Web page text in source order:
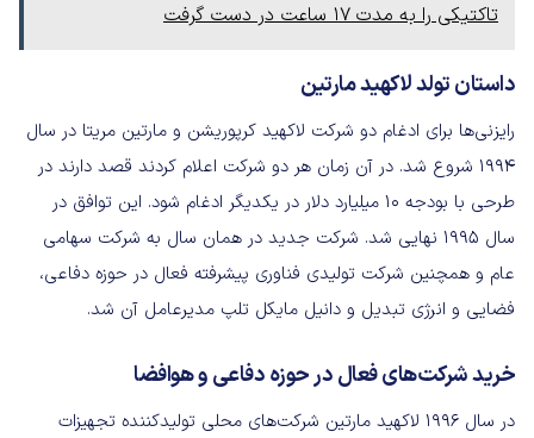
تاکتیکی را به مدت 17 ساعت در دست گرفت
داستان تولد لاکهید مارتین
رایزنی‌ها برای ادغام دو شرکت لاکهید کرپوریشن و مارتین مریتا در سال
۱۹۹۴ شروع شد. در آن زمان هر دو شرکت اعلام کردند قصد دارند در
طرحی با بودجه ۱۰ میلیارد دلار در یکدیگر ادغام شود. این توافق در
سال ۱۹۹۵ نهایی شد. شرکت جدید در همان سال به شرکت سهامی
عام و همچنین شرکت تولیدی فناوری پیشرفته فعال در حوزه دفاعی،
فضایی و انرژی تبدیل و دانیل مایکل تلپ مدیرعامل آن شد.
خرید شرکت‌های فعال در حوزه دفاعی و هوافضا
در سال ۱۹۹۶ لاکهید مارتین شرکت‌های محلی تولیدکننده تجهیزات